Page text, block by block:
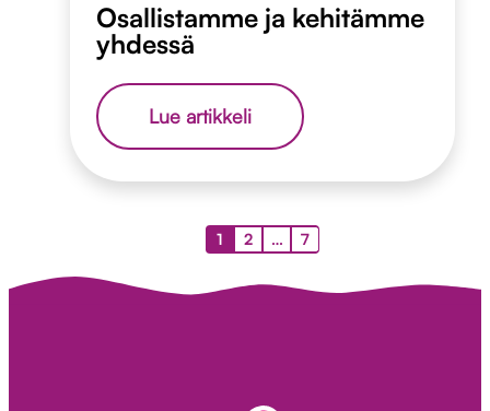
Osallistamme ja kehitämme
yhdessä
Lue artikkeliOsallistamme
kehitämme
yhdessä
Artikkelien
sivutus
1 2 … 7